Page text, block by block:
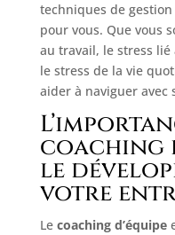
techniques de
pour vous. Que vous
au travail, le stress
le stress de la vie
aider à naviguer avec
coaching
le
votre
Le coaching d’équipe